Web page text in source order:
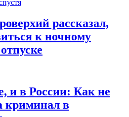
рассказал,
к ночному
и в России: Как не
криминал в